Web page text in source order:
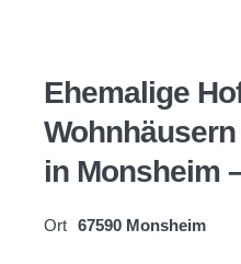
Ehemalige
in Monsheim
Ort 67590 Monsheim